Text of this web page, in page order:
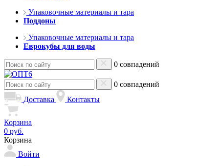
Упаковочные материалы и тара
Поддоны
Упаковочные материалы и тара
Еврокубы для воды
0 совпадений
0 совпадений
Доставка
Контакты
Корзина
0 руб.
Корзина
Войти